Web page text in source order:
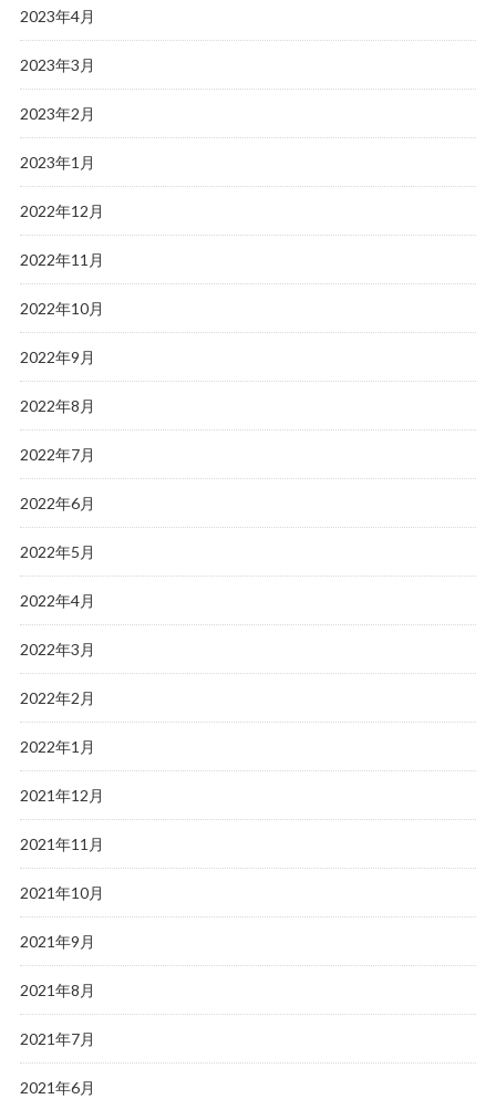
2023年4月
2023年3月
2023年2月
2023年1月
2022年12月
2022年11月
2022年10月
2022年9月
2022年8月
2022年7月
2022年6月
2022年5月
2022年4月
2022年3月
2022年2月
2022年1月
2021年12月
2021年11月
2021年10月
2021年9月
2021年8月
2021年7月
2021年6月